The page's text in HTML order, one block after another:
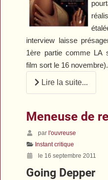
interview laisse
1ère partiecomme LA
film sort le 16
Lire la suite...
Meneuse de
parl'ouvreuse
Instant critique
le 16 septembre 2011
Going Depper